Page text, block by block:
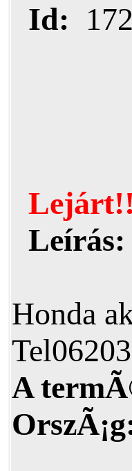
Id:
Leírás:
Honda
A